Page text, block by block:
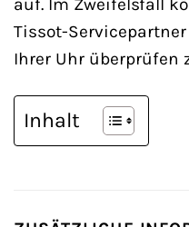
Tissot-
Ihrer Uhr überprüfen
Inhalt